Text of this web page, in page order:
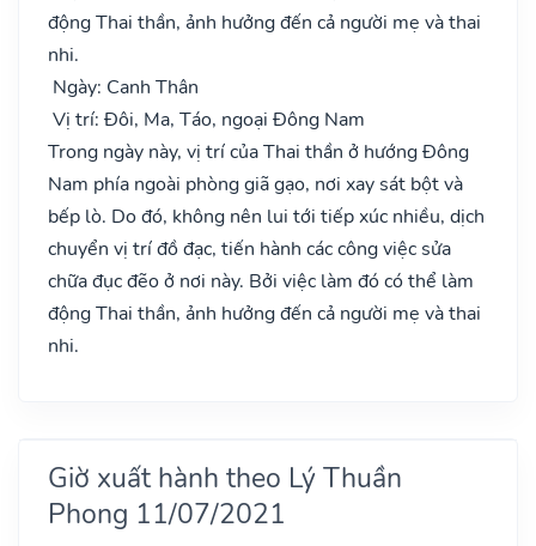
động Thai thần, ảnh hưởng đến cả người mẹ và thai
nhi.
Ngày: Canh Thân
Vị trí: Đôi, Ma, Táo, ngoại Đông Nam
Trong ngày này, vị trí của Thai thần ở hướng Đông
Nam phía ngoài phòng giã gạo, nơi xay sát bột và
bếp lò. Do đó, không nên lui tới tiếp xúc nhiều, dịch
chuyển vị trí đồ đạc, tiến hành các công việc sửa
chữa đục đẽo ở nơi này. Bởi việc làm đó có thể làm
động Thai thần, ảnh hưởng đến cả người mẹ và thai
nhi.
Giờ xuất hành theo Lý Thuần
Phong 11/07/2021